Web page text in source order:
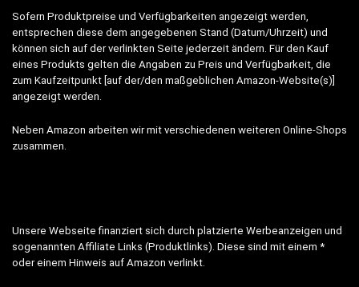
Sofern Produktpreise und Verfügbarkeiten angezeigt werden,
entsprechen diese dem angegebenen Stand (Datum/Uhrzeit) und
können sich auf der verlinkten Seite jederzeit ändern. Für den Kauf
eines Produkts gelten die Angaben zu Preis und Verfügbarkeit, die
zum Kaufzeitpunkt [auf der/den maßgeblichen Amazon-Website(s)]
angezeigt werden.
Neben Amazon arbeiten wir mit verschiedenen weiteren Online-Shops
zusammen.
Unsere Webseite finanziert sich durch platzierte Werbeanzeigen und
sogenannten Affiliate Links (Produktlinks). Diese sind mit einem *
oder einem Hinweis auf Amazon verlinkt.